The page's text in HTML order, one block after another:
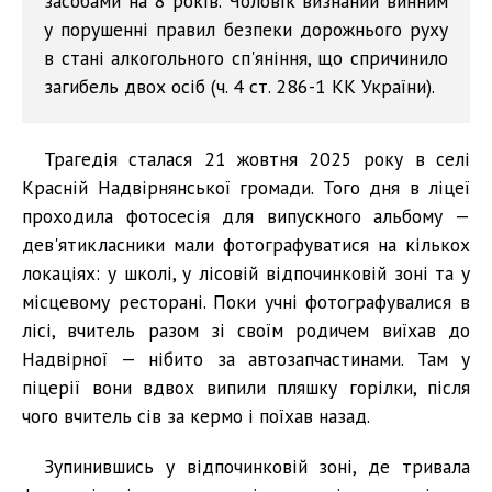
у порушенні правил безпеки дорожнього руху
в стані алкогольного сп'яніння, що спричинило
загибель двох осіб (ч. 4 ст. 286-1 КК України).
Трагедія сталася 21 жовтня 2025 року в селі
Красній Надвірнянської громади. Того дня в ліцеї
проходила фотосесія для випускного альбому —
дев'ятикласники мали фотографуватися на кількох
локаціях: у школі, у лісовій відпочинковій зоні та у
місцевому ресторані. Поки учні фотографувалися в
лісі, вчитель разом зі своїм родичем виїхав до
Надвірної — нібито за автозапчастинами. Там у
піцерії вони вдвох випили пляшку горілки, після
чого вчитель сів за кермо і поїхав назад.
Зупинившись у відпочинковій зоні, де тривала